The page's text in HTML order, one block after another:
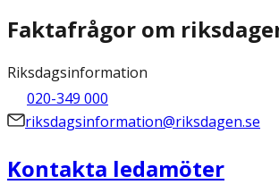
Faktafrågor om
Riksdagsinformation
020-349 000
riksdagsinformation@riksdagen.se
Kontakta ledamöter